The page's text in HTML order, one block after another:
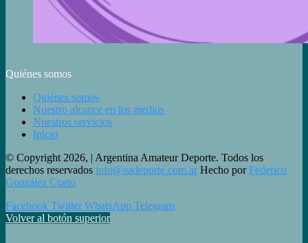
Quiénes somos
Quiénes somos
Nuestro alcance en los medios
Nuestros servicios
Inicio
© Copyright 2026, | Argentina Amateur Deporte. Todos los
derechos reservados info@aadeporte.com.ar Hecho por Federico
González Cueto
Facebook Twitter WhatsApp Telegram
Volver al botón superior